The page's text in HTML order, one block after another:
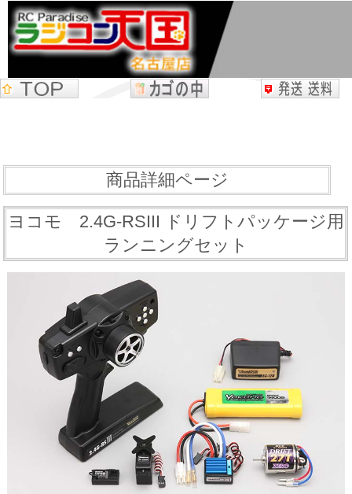
商品詳細ページ
ヨコモ 2.4G-RSIII ドリフトパッケージ用
ランニングセット